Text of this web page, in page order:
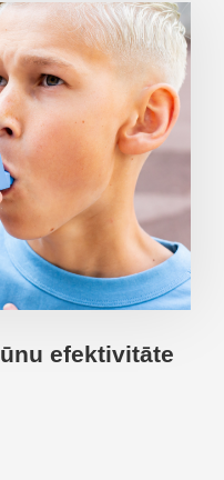
efektivitāte